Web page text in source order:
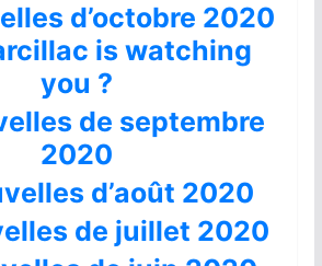
d’octobre 2020
is watching
you ?
de septembre
2020
d’août 2020
de juillet 2020